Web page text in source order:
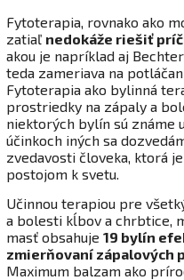
Fytoterapia, rovnako ako
zatiaľ nedokáže riešiť
akou je napríklad aj
teda zameriava na
Fytoterapia ako bylinná
prostriedky na zápaly a
niektorých bylín sú známe
účinkoch iných sa
zvedavosti človeka, ktorá
postojom k svetu.
Učinnou terapiou pre
a bolesti kĺbov a chrbtice,
masť obsahuje 19 bylín
zmierňovaní zápalových
Maximum balzam ako